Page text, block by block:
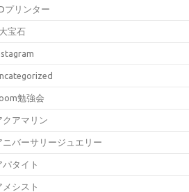
プリンター
宝石
勉強会
クアマリン
ニバーサリージュエリー
パタイト
メシスト